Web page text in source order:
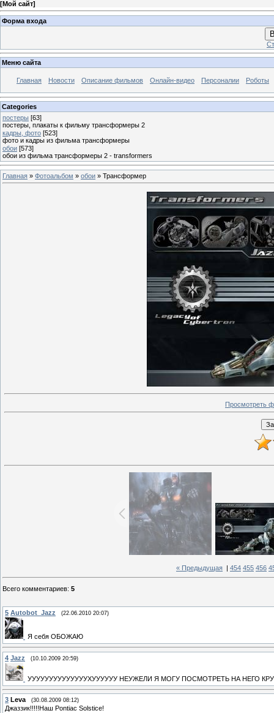
[Мой сайт]
Форма входа
Меню сайта
Главная Новости Описание фильмов Онлайн-видео Персоналии Роботы
Categories
постеры [63]
постеры, плакаты к фильму трансформеры 2
кадры, фото [523]
фото и кадры из фильма трансформеры
обои [573]
обои из фильма трансформеры 2 - transformers
Главная » Фотоальбом » обои » Трансформер
Просмотреть
« Предыдущая 454 455 456
Всего комментариев: 5
5 Autobot_Jazz (22.06.2010 20:07)
Я себя ОБОЖАЮ
4 Jazz (10.10.2009 20:59)
УУУУУУУУУУУУУУХУУУУУУ НЕУЖЕЛИ Я МОГУ ПОСМОТРЕТЬ НА НЕГО
3 Leva (30.08.2009 08:12)
Джаззик!!!!!Наш Pontiac Solstice!